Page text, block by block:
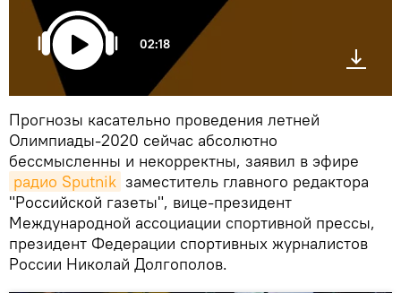
02:18
Прогнозы касательно проведения летней
Олимпиады-2020 сейчас абсолютно
бессмысленны и некорректны, заявил в эфире
радио Sputnik заместитель главного редактора
"Российской газеты", вице-президент
Международной ассоциации спортивной прессы,
президент Федерации спортивных журналистов
России Николай Долгополов.